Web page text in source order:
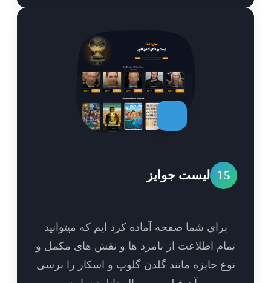
لیست جوایز
برای شما صفحه آماده کرد ایم که میتوانید
اطلاعت از نامزد ها و نقش های مکمل و
جایزه مانند گلدن گلوپ و اسکار را برسی